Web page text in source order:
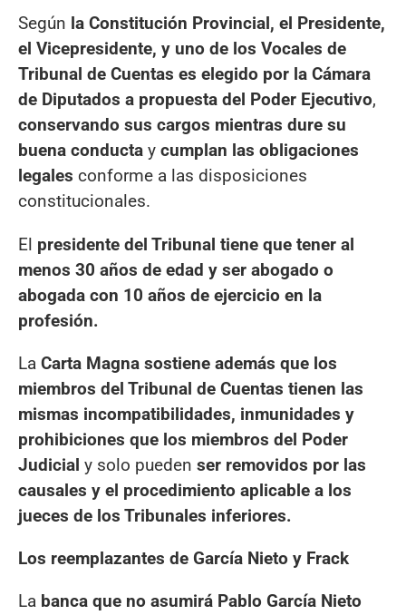
Según la Constitución Provincial, el Presidente,
el Vicepresidente, y uno de los Vocales de
Tribunal de Cuentas es elegido por la Cámara
de Diputados a propuesta del Poder Ejecutivo,
conservando sus cargos mientras dure su
buena conducta y cumplan las obligaciones
legales conforme a las disposiciones
constitucionales.
El presidente del Tribunal tiene que tener al
menos 30 años de edad y ser abogado o
abogada con 10 años de ejercicio en la
profesión.
La Carta Magna sostiene además que los
miembros del Tribunal de Cuentas tienen las
mismas incompatibilidades, inmunidades y
prohibiciones que los miembros del Poder
Judicial y solo pueden ser removidos por las
causales y el procedimiento aplicable a los
jueces de los Tribunales inferiores.
Los reemplazantes de García Nieto y Frack
La banca que no asumirá Pablo García Nieto